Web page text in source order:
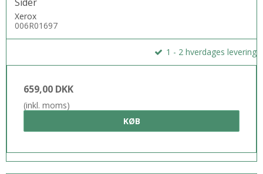
Sider
Xerox
006R01697
1 - 2 hverdages levering
659,00 DKK
(inkl. moms)
KØB